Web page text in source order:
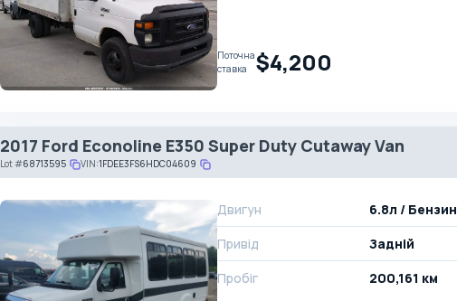
Поточна
ставка
$4,200
2017 Ford Econoline E350 Super Duty Cutaway Van
Lot#68713595 VIN:1FDEE3FS6HDC04609
Двигун
6.8л / Бензин
Привід
Задній
Пробіг
200,161 км